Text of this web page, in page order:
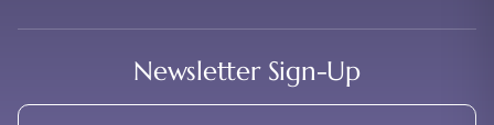
Newsletter Sign-Up